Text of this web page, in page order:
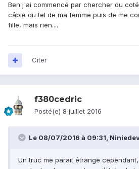
Ben j'ai commencé par chercher du
câble du tel de ma femme puis de me
fille, mais rien....
Citer
f380cedric
Posté(e) 8 juillet 2016
Le 08/07/2016 à 09:31,
Un truc me parait étrange